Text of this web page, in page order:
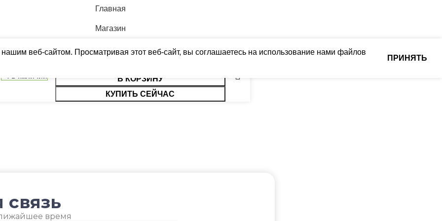
(ЖИДКОСТЬ)
ДИАМЕТР ТРУБ (ГАЗ) 9,52
38
МИН. РАБОЧАЯ ТЕМПЕРАТУРА
БЛОКА
веб-сайтом. Просматривая этот веб-сайт, вы соглашаетесь на использование нами файлов
ПРИНЯТЬ
В КОРЗИНУ
КУПИТЬ СЕЙЧАС
Главная
Магазин
Меню
связь
время